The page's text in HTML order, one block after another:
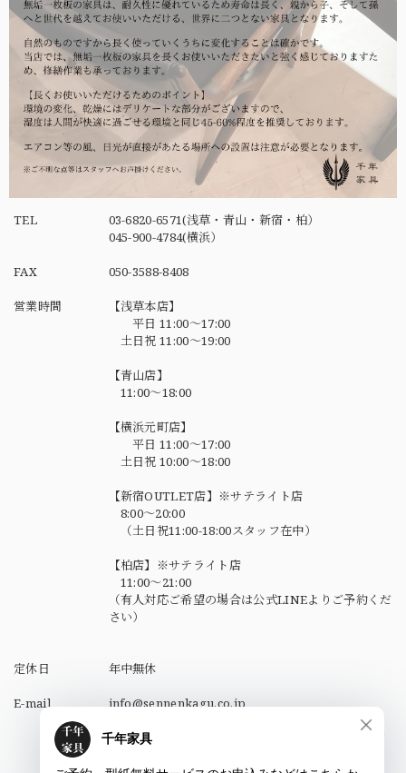
TEL
03-6820-6571(浅草・青山・新宿・柏）
045-900-4784(横浜）
FAX 050-3588-8408
営業時間
【浅草本店】
平日 11:00～17:00
土日祝 11:00～19:00
【青山店】
11:00～18:00
【横浜元町店】
平日 11:00～17:00
土日祝 10:00～18:00
【新宿OUTLET店】※サテライト店
8:00～20:00
（土日祝11:00-18:00スタッフ在中）
【柏店】※サテライト店
11:00～21:00
（有人対応ご希望の場合は公式LINEよりご予約くだ
さい）
定休日 年中無休
E-mail info@sennenkagu.co.jp
ビジネスでご利用の方はこちらのサイトをご覧くだ